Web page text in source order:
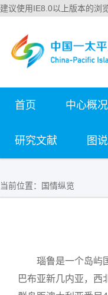
建议使用IE8.0以上版本的浏
首页 中心概况
研究文献 图
当前位置： 国情纵览
瑙鲁是一个岛屿
巴布亚新几内亚，西